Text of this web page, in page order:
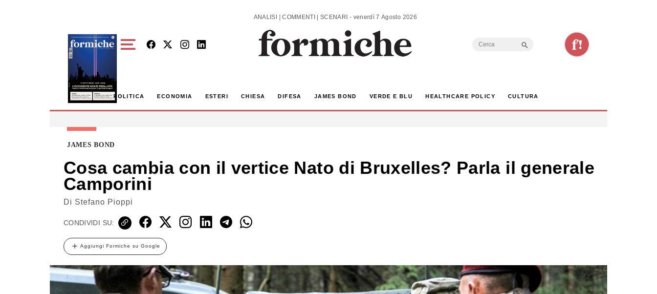
ANALISI | COMMENTI | SCENARI - venerdì 7 Agosto 2026
Search
POLITICA ECONOMIA ESTERI CHIESA DIFESA JAMES BOND VERDE E BLU HEALTHCARE POLICY CULTURA
JAMES BOND
Cosa cambia con il vertice Nato di Bruxelles? Parla il generale
Camporini
Di Stefano Pioppi
CONDIVIDI SU:
Aggiungi Formiche su Google